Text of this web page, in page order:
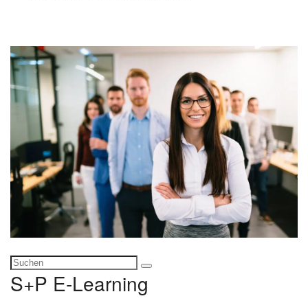
S+P E-Learning